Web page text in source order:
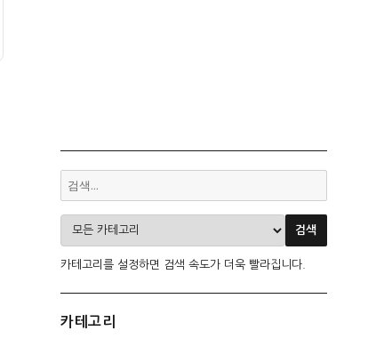
카테고리를 설정하면 검색 속도가 더욱 빨라집니다.
카테고리